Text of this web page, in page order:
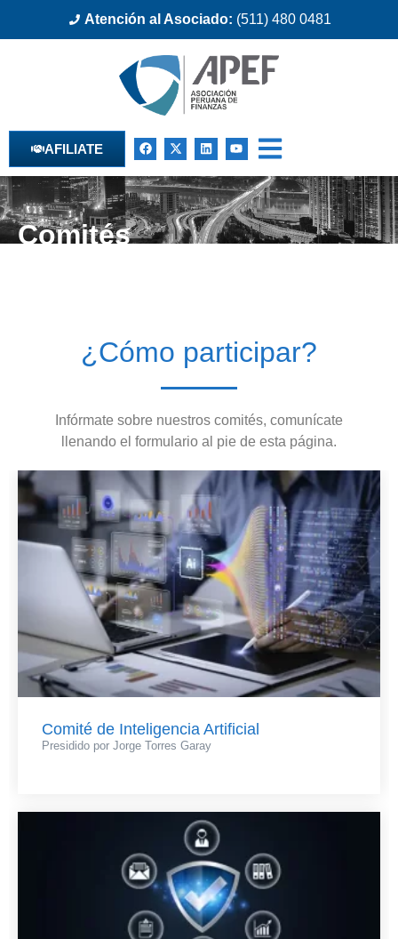
Atención al Asociado: (511) 480 0481
AFILIATE
Comités
¿Cómo participar?
Infórmate sobre nuestros comités, comunícate
llenando el formulario al pie de esta página.
Comité de Inteligencia Artificial
Presidido por Jorge Torres Garay